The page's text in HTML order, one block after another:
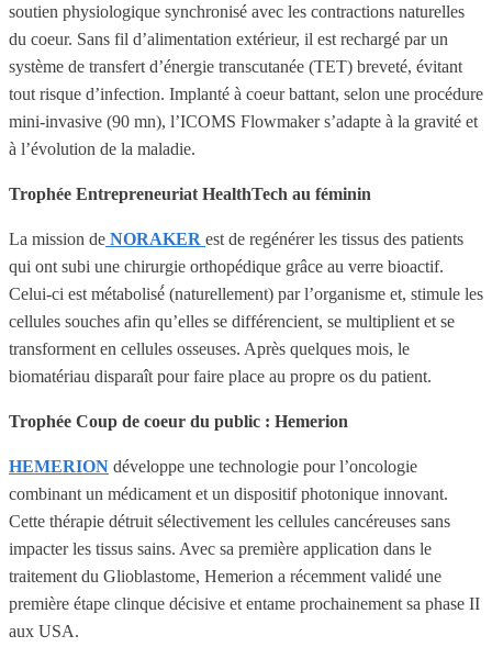
soutien physiologique synchronisé avec les contractions naturelles
du coeur. Sans fil d’alimentation extérieur, il est rechargé par un
système de transfert d’énergie transcutanée (TET) breveté, évitant
tout risque d’infection. Implanté à coeur battant, selon une procédure
mini-invasive (90 mn), l’ICOMS Flowmaker s’adapte à la gravité et
à l’évolution de la maladie.
Trophée Entrepreneuriat HealthTech au féminin
La mission de NORAKER est de regénérer les tissus des patients
qui ont subi une chirurgie orthopédique grâce au verre bioactif.
Celui-ci est métabolisé́ (naturellement) par l’organisme et, stimule les
cellules souches afin qu’elles se différencient, se multiplient et se
transforment en cellules osseuses. Après quelques mois, le
biomatériau disparaît pour faire place au propre os du patient.
Trophée Coup de coeur du public : Hemerion
HEMERION développe une technologie pour l’oncologie
combinant un médicament et un dispositif photonique innovant.
Cette thérapie détruit sélectivement les cellules cancéreuses sans
impacter les tissus sains. Avec sa première application dans le
traitement du Glioblastome, Hemerion a récemment validé une
première étape clinque décisive et entame prochainement sa phase II
aux USA.